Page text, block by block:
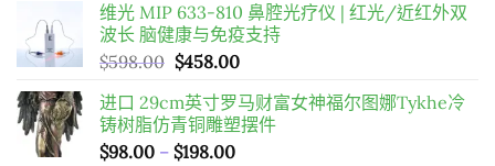
维光 MIP 633-810 鼻腔光疗仪 | 红光/近红外双
波长 脑健康与免疫支持
$598.00 原
價
格：
$598.00。
$458.00目
價
格：
进口 29cm英寸罗马财富女神福尔图娜Tykhe冷
铸树脂仿青铜雕塑摆件
$98.00 – $198.00價